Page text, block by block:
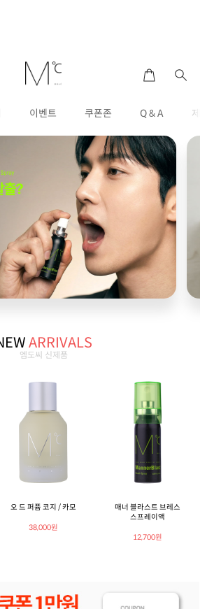
이벤트 쿠폰존 Q & A
ARRIVALS
엠도씨 신제품
오 드 퍼퓸 코지 / 카모
38,000원
매너 블라스트 브레스
스프레이액
12,700원